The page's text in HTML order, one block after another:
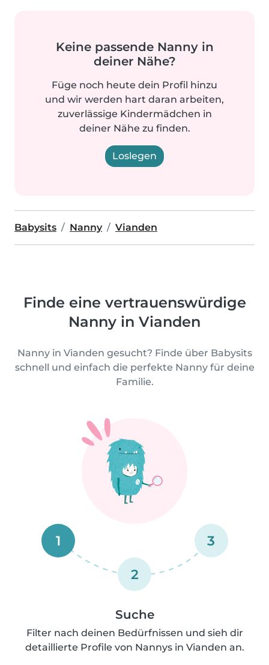
Keine passende Nanny in
deiner Nähe?
Füge noch heute dein Profil hinzu
und wir werden hart daran arbeiten,
zuverlässige Kindermädchen in
deiner Nähe zu finden.
Loslegen
Babysits Nanny Vianden
Finde eine vertrauenswürdige
Nanny in Vianden
Nanny in Vianden gesucht? Finde über Babysits
schnell und einfach die perfekte Nanny für deine
Familie.
1
2
3
Suche
Filter nach deinen Bedürfnissen und sieh dir
detaillierte Profile von Nannys in Vianden an.